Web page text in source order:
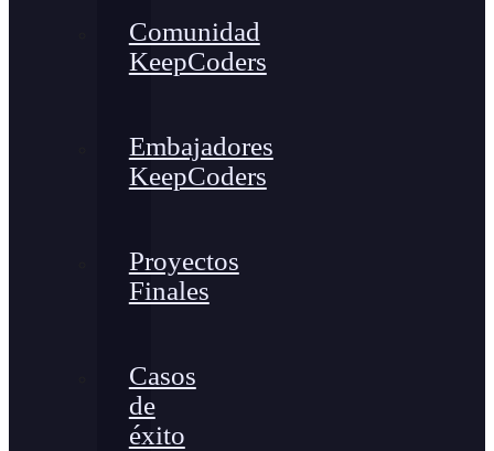
Comunidad
KeepCoders
Embajadores
KeepCoders
Proyectos
Finales
Casos
de
éxito